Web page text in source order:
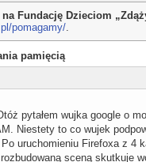
Fundację Dzieciom
pomagamy/.
pamięcią
pytałem wujka google o
Niestety to co wujek
uruchomieniu Firefoxa z
sceną skutkuje